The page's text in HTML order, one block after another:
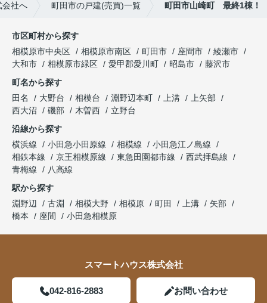
会社へ 町田市の戸建(売買)一覧 町田市山崎町 最終1棟！
市区町村から探す
相模原市中央区
相模原市南区 町田市 座間市
綾瀬市
大和市
相模原市緑区 愛甲郡愛川町 昭島市
藤沢市
町名から探す
田名
大野台 相模台 淵野辺本町 上溝
上矢部
西大沼
磯部 木曽西
立野台
沿線から探す
横浜線
小田急小田原線 相模線
小田急江ノ島線
相鉄本線
京王相模原線 東急田園都市線
西武拝島線
青梅線
八高線
駅から探す
淵野辺
古淵 相模大野 相模原 町田 上溝
矢部
橋本
座間 小田急相模原
スマートハウス株式会社
042-816-2883 お問い合わせ